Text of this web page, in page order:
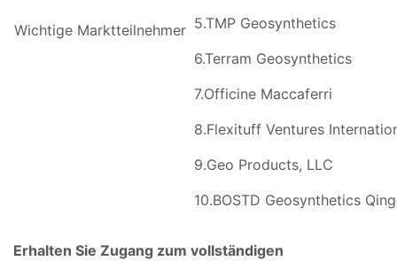
Wichtige Marktteilnehmer 5.TMP Geosynthetics
6.Terram Geosynthetics
7.Officine Maccaferri
8.Flexituff Ventures
9.Geo Products, LLC
10.BOSTD Geosynthetics
Erhalten Sie Zugang zum vollständigen